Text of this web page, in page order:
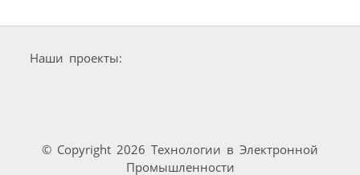
Наши проекты:
© Copyright 2026 Технологии в Электронной
Промышленности